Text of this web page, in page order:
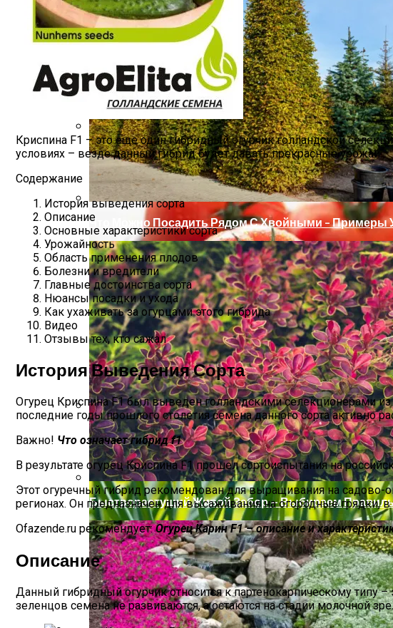
Удобрения Для Перца: Средства, Нормы И
Как Сохранить Свежие Томаты Надолго
Что Можно Посадить Рядом С Хвойными – Примеры
Быстрорастущий Живой Забор — Выбираем
Криспина F1 – это еще один гибридный огурчик голландской
условиях – везде данный гибрид будет давать прекрасные урожаи.
Содержание
История выведения сорта
Описание
Основные характеристики сорта
Урожайность
Область применения плодов
Болезни и вредители
Главные достоинства сорта
Нюансы посадки и ухода
Как ухаживать за огурцами этого гибрида
Видео
Отзывы тех, кто сажал
История Выведения Сорта
Огурец Криспина F1 был выведен голландскими селекционерами
последние годы прошлого столетия семена данного сорта активно
Важно! Что означает гибрид f1
В результате огурец Криспина F1 прошел сортоиспытания на
Этот огуречный гибрид рекомендован для выращивания на садово-
регионах. Он предназначен для высаживания на огородные грядки,
Ofazende.ru рекомендует:Огурец Карин F1 – описание и
Описание
Данный гибридный огурчик относится к партенокарпическому типу
зеленцов семена не развиваются, а остаются на стадии молочной